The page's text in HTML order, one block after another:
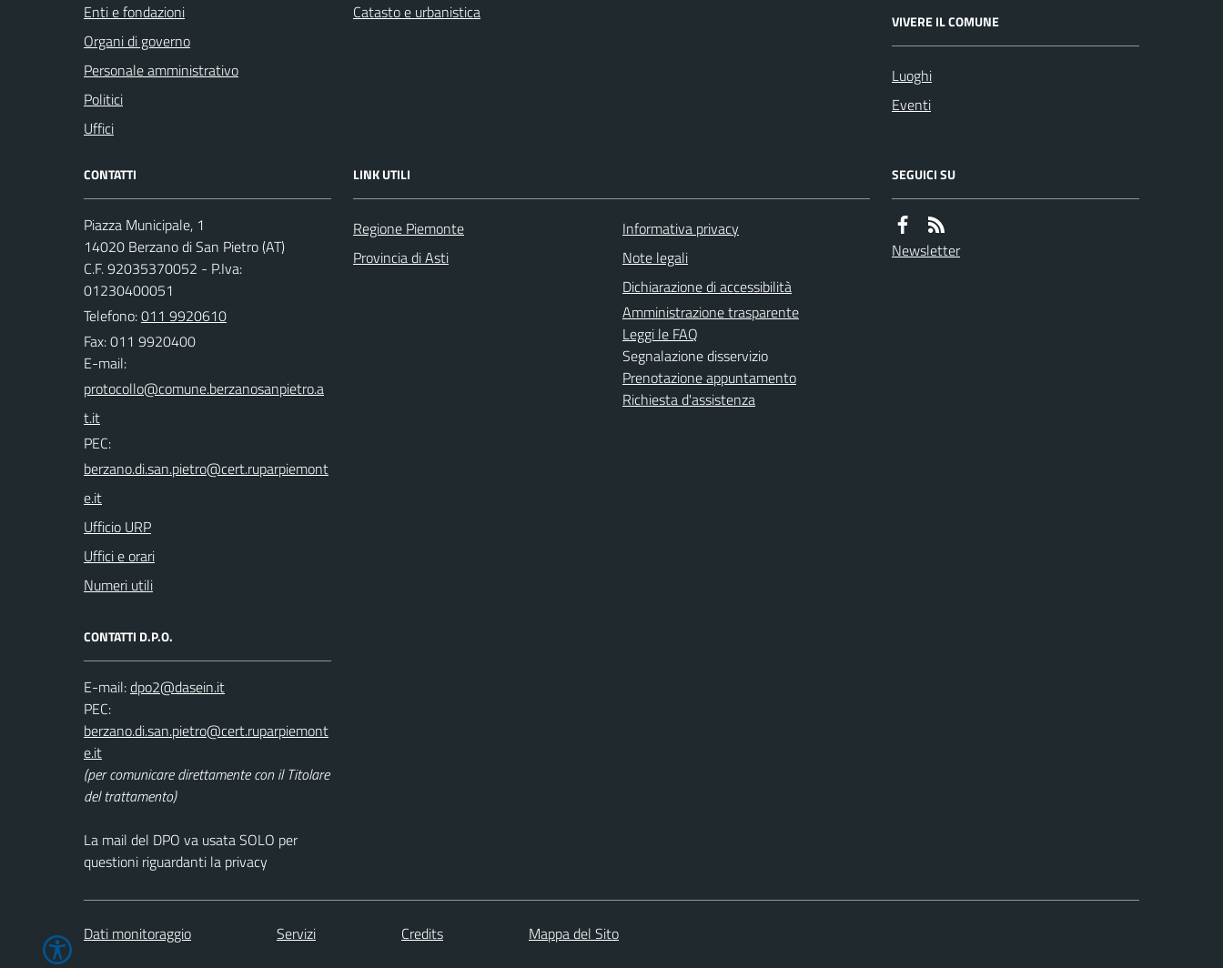
Enti e fondazioni
Organi di governo
Personale amministrativo
Politici
Uffici
Catasto e urbanistica
VIVERE IL COMUNE
Luoghi
Eventi
CONTATTI
Piazza Municipale, 1
14020 Berzano di San Pietro (AT)
C.F. 92035370052 - P.Iva:
01230400051
Telefono:011 9920610
Fax: 011 9920400
E-mail:
PEC:
Ufficio URP
Uffici e orari
Numeri utili
CONTATTI D.P.O.
E-mail:
PEC:
(per comunicare direttamente con il Titolare
del trattamento)
La mail del DPO va usata SOLO per
questioni riguardanti la privacy
LINK UTILI
Regione Piemonte
Provincia di Asti
Informativa privacy
Note legali
Dichiarazione di accessibilità
Amministrazione trasparente
Leggi le FAQ
Segnalazione disservizio
Prenotazione appuntamento
Richiesta d'assistenza
SEGUICI SU
Newsletter
Dati monitoraggio Servizi Credits Mappa del Sito